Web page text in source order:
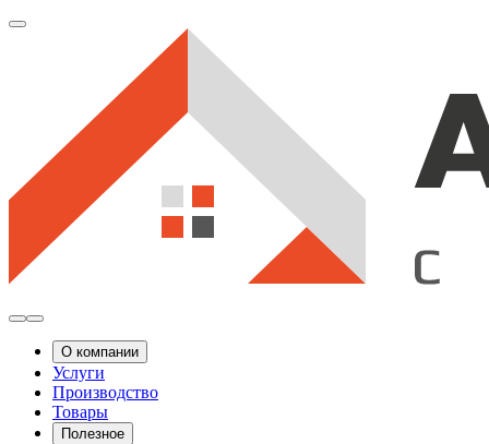
О компании
Услуги
Производство
Товары
Полезное